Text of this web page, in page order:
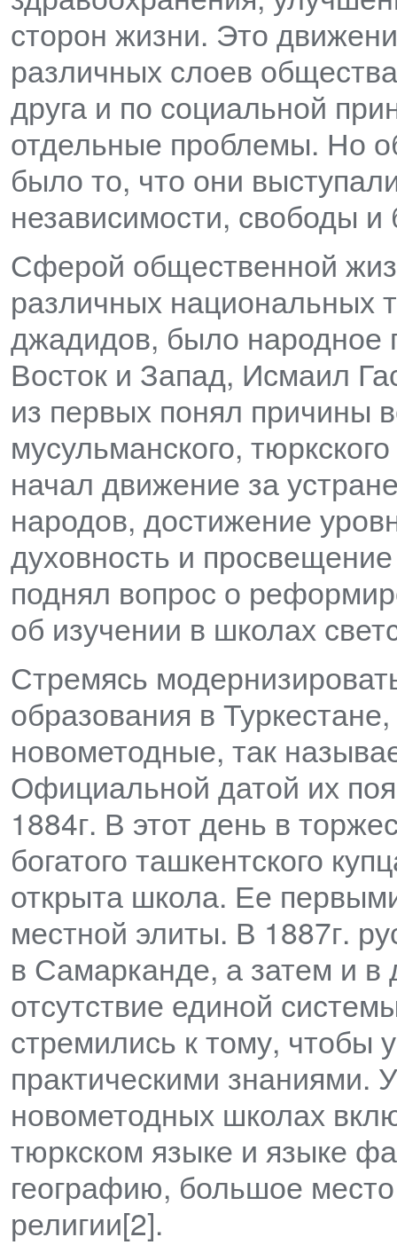
сторон жизни. Это
различных слоев
друга и по социальной
отдельные проблемы. Но
было то, что они
независимости, свободы
Сферой общественной
различных национальных
джадидов, было народное
Восток и Запад, Исмаил
из первых понял причины
мусульманского,
начал движение за
народов, достижение
духовность и
поднял вопрос о
об изучении в школах
Стремясь
образования в
новометодные, так
Официальной датой их
1884г. В этот день в
богатого ташкентского
открыта школа. Ее
местной элиты. В 1887г.
в Самарканде, а затем и в
отсутствие единой
стремились к тому, чтобы
практическими знаниями.
новометодных школах
тюркском языке и языке
географию, большое
религии[2].